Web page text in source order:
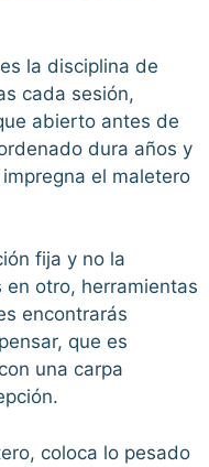
la disciplina de
cada sesión,
abierto antes de
dura años y
el maletero
fija y no la
otro, herramientas
encontrarás
que es
una carpa
coloca lo pesado